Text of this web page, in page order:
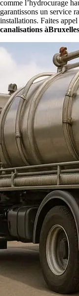
comme l’hydrocurage
garantissons un service
installations. Faites
canalisations